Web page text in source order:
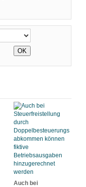
Auch bei